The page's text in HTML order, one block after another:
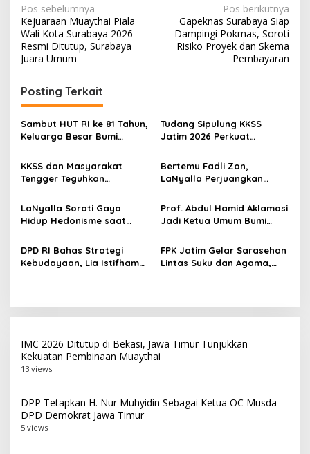
N
a
v
i
g
a
s
p
o
s
Pos sebelumnya
Kejuaraan Muaythai Piala
Wali Kota Surabaya 2026
Resmi Ditutup, Surabaya
Juara Umum
Pos berikutnya
Gapeknas Surabaya Siap
Dampingi Pokmas, Soroti
Risiko Proyek dan Skema
Pembayaran
Posting Terkait
Sambut HUT RI ke 81 Tahun,
Keluarga Besar Bumi
Lomba
Tudang Sipulung KKSS
Jatim 2026 Perkuat
KKSS dan Masyarakat
Tengger Teguhkan
Lereng Bromo
Bertemu Fadli Zon,
LaNyalla Perjuangkan
UNESCO
LaNyalla Soroti Gaya
Hidup Hedonisme saat
Malang
Prof. Abdul Hamid Aklamasi
Jadi Ketua Umum Bumi
Perantau Di Jawa Timur
DPD RI Bahas Strategi
Kebudayaan, Lia Istifhama
FPK Jatim Gelar Sarasehan
Lintas Suku dan Agama,
IMC 2026 Ditutup di Bekasi, Jawa Timur Tunjukkan
Kekuatan Pembinaan Muaythai
13 views
DPP Tetapkan H. Nur Muhyidin Sebagai Ketua OC Musda
DPD Demokrat Jawa Timur
5 views